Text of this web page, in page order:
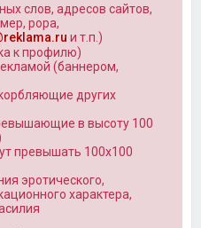
слов, адресов сайтов,
popa,
и т.п.)
к профилю)
(баннером,
других
в высоту 100
превышать 100x100
эротического,
характера,